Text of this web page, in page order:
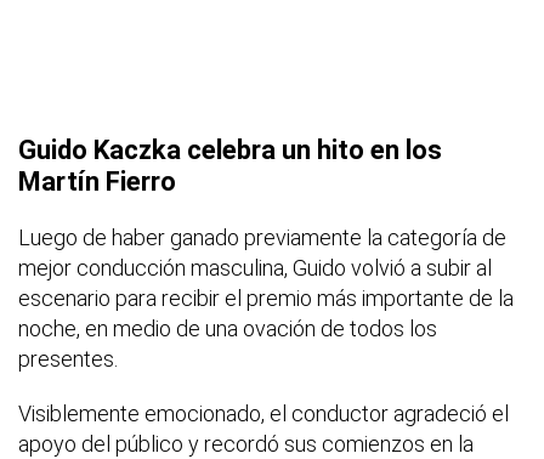
Guido Kaczka celebra un hito en los
Martín Fierro
Luego de haber ganado previamente la categoría de
mejor conducción masculina, Guido volvió a subir al
escenario para recibir el premio más importante de la
noche, en medio de una ovación de todos los
presentes.
Visiblemente emocionado, el conductor agradeció el
apoyo del público y recordó sus comienzos en la